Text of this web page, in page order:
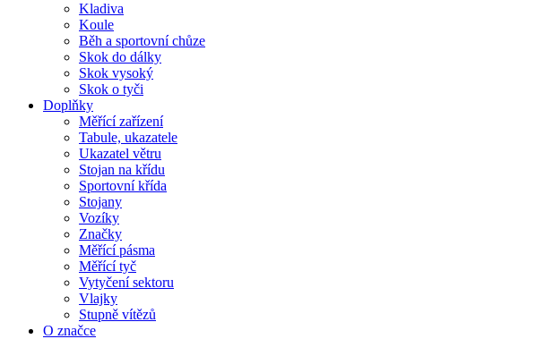
Kladiva
Koule
Běh a sportovní chůze
Skok do dálky
Skok vysoký
Skok o tyči
Doplňky
Měřící zařízení
Tabule, ukazatele
Ukazatel větru
Stojan na křídu
Sportovní křída
Stojany
Vozíky
Značky
Měřící pásma
Měřící tyč
Vytyčení sektoru
Vlajky
Stupně vítězů
O značce